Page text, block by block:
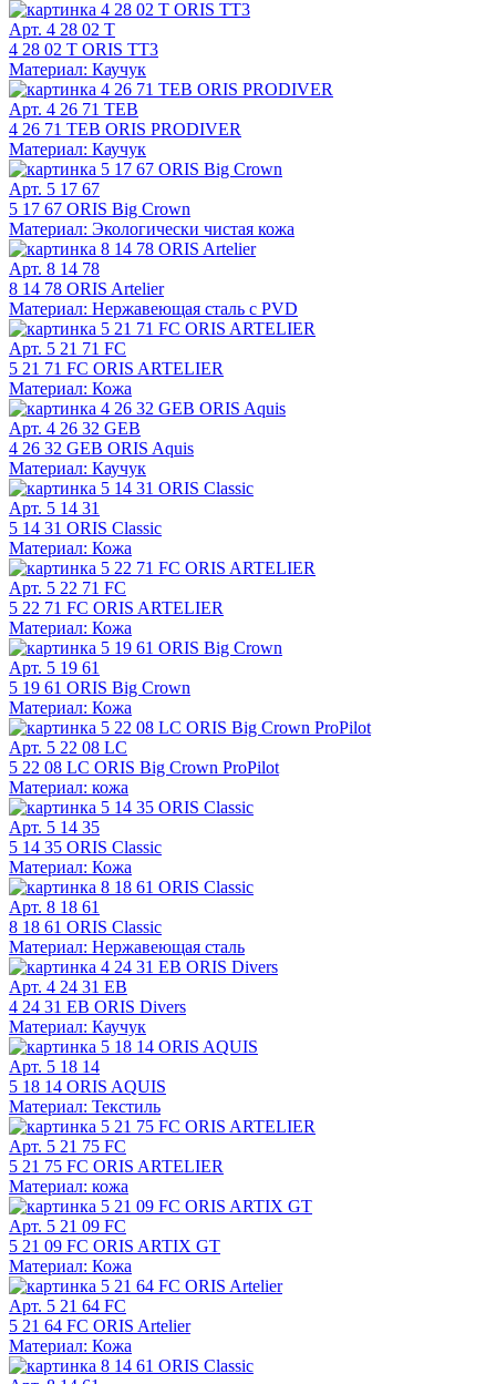
Арт. 4 28 02 T
4 28 02 T ORIS TT3
Материал: Каучук
Арт. 4 26 71 TEB
4 26 71 TEB ORIS PRODIVER
Материал: Каучук
Арт. 5 17 67
5 17 67 ORIS Big Crown
Материал: Экологически чистая кожа
Арт. 8 14 78
8 14 78 ORIS Artelier
Материал: Нержавеющая сталь с PVD
Арт. 5 21 71 FC
5 21 71 FC ORIS ARTELIER
Материал: Кожа
Арт. 4 26 32 GEB
4 26 32 GEB ORIS Aquis
Материал: Каучук
Арт. 5 14 31
5 14 31 ORIS Classic
Материал: Кожа
Арт. 5 22 71 FC
5 22 71 FC ORIS ARTELIER
Материал: Кожа
Арт. 5 19 61
5 19 61 ORIS Big Crown
Материал: Кожа
Арт. 5 22 08 LC
5 22 08 LC ORIS Big Crown ProPilot
Материал: кожа
Арт. 5 14 35
5 14 35 ORIS Classic
Материал: Кожа
Арт. 8 18 61
8 18 61 ORIS Classic
Материал: Нержавеющая сталь
Арт. 4 24 31 EB
4 24 31 EB ORIS Divers
Материал: Каучук
Арт. 5 18 14
5 18 14 ORIS AQUIS
Материал: Текстиль
Арт. 5 21 75 FC
5 21 75 FC ORIS ARTELIER
Материал: кожа
Арт. 5 21 09 FC
5 21 09 FC ORIS ARTIX GT
Материал: Кожа
Арт. 5 21 64 FC
5 21 64 FC ORIS Artelier
Материал: Кожа